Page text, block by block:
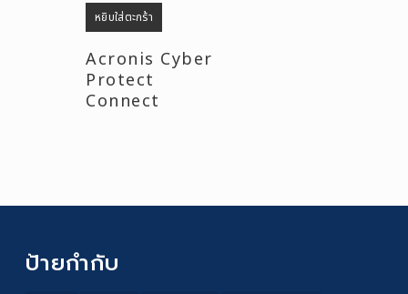
หยิบใส่ตะกร้า
Acronis Cyber
Protect
Connect
ป้ายกำกับ